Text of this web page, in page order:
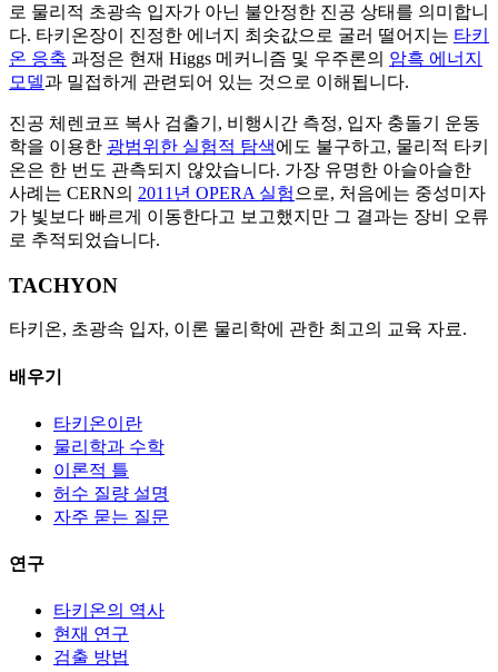
로 물리적 초광속 입자가 아닌 불안정한 진공 상태를 의미합니
다. 타키온장이 진정한 에너지 최솟값으로 굴러 떨어지는 타키
온 응축 과정은 현재 Higgs 메커니즘 및 우주론의 암흑 에너지
모델과 밀접하게 관련되어 있는 것으로 이해됩니다.
진공 체렌코프 복사 검출기, 비행시간 측정, 입자 충돌기 운동
학을 이용한 광범위한 실험적 탐색에도 불구하고, 물리적 타키
온은 한 번도 관측되지 않았습니다. 가장 유명한 아슬아슬한
사례는 CERN의 2011년 OPERA 실험 으로, 처음에는 중성미자
가 빛보다 빠르게 이동한다고 보고했지만 그 결과는 장비 오류
로 추적되었습니다.
TACHYON
타키온, 초광속 입자, 이론 물리학에 관한 최고의 교육 자료.
배우기
타키온이란
물리학과 수학
이론적 틀
허수 질량 설명
자주 묻는 질문
연구
타키온의 역사
현재 연구
검출 방법